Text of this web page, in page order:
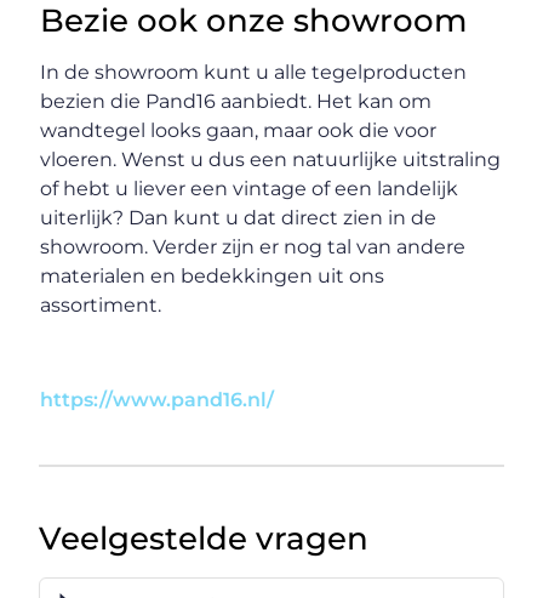
Bezie ook onze showroom
In de showroom kunt u alle tegelproducten
bezien die Pand16 aanbiedt. Het kan om
wandtegel looks gaan, maar ook die voor
vloeren. Wenst u dus een natuurlijke uitstraling
of hebt u liever een vintage of een landelijk
uiterlijk? Dan kunt u dat direct zien in de
showroom. Verder zijn er nog tal van andere
materialen en bedekkingen uit ons
assortiment.
https://www.pand16.nl/
Veelgestelde vragen